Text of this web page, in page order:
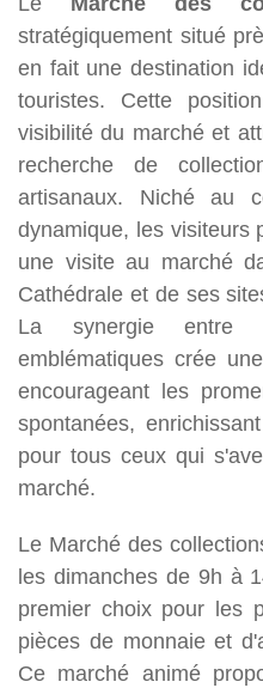
stratégiquement situé
en fait une destination
touristes. Cette
visibilité du marché et
recherche de
artisanaux. Niché au
dynamique, les visiteurs
une visite au marché
Cathédrale et de ses
La synergie entre
emblématiques crée
encourageant les
spontanées,
pour tous ceux qui
marché.
Le Marché des
les dimanches de 9h à
premier choix pour les
pièces de monnaie et
Ce marché animé